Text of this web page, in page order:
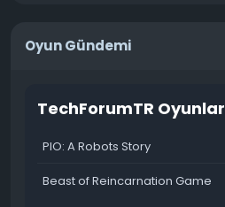
Oyun Gündemi
TechForumTR Oyunlar
PIO: A Robots Story
Beast of Reincarnation Game